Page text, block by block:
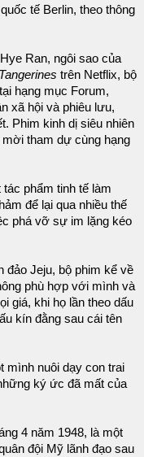
tế Berlin, theo thông
Ran, ngôi sao của
trên Netflix, bộ
hạng mục Forum,
xã hội và phiêu lưu,
Phim kinh dị siêu nhiên
tham dự cùng hạng
tác phẩm tinh tế làm
để lại qua nhiều thế
phá vỡ sự im lặng kéo
đảo Jeju, bộ phim kể về
phù hợp với mình và
giá, khi họ lần theo dấu
kín đằng sau cái tên
mình nuôi dạy con trai
ký ức đã mất của
4 năm 1948, là một
đội Mỹ lãnh đạo sau